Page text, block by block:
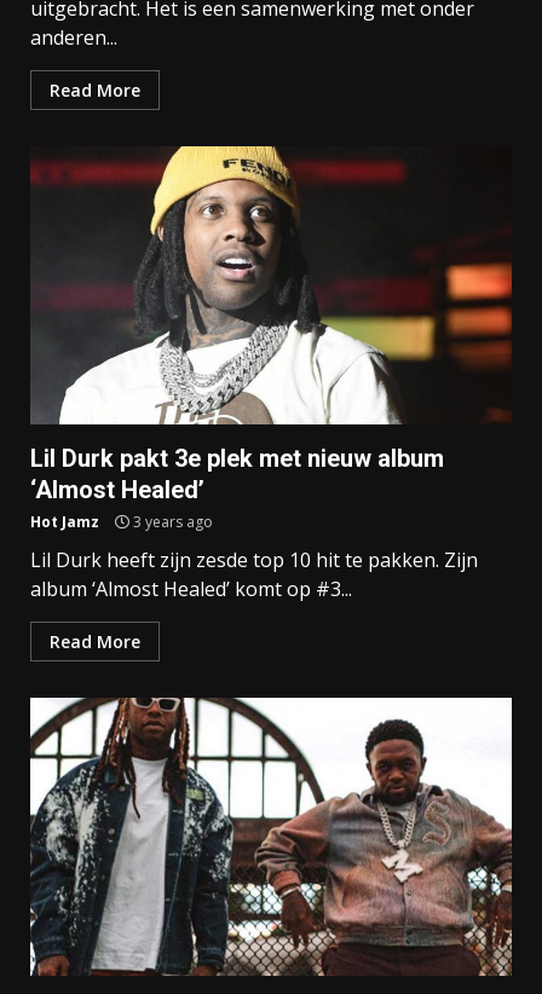
uitgebracht. Het is een samenwerking met onder
anderen...
Read More
Lil Durk pakt 3e plek met nieuw album
‘Almost Healed’
Hot Jamz 3 years ago
Lil Durk heeft zijn zesde top 10 hit te pakken. Zijn
album ‘Almost Healed’ komt op #3...
Read More